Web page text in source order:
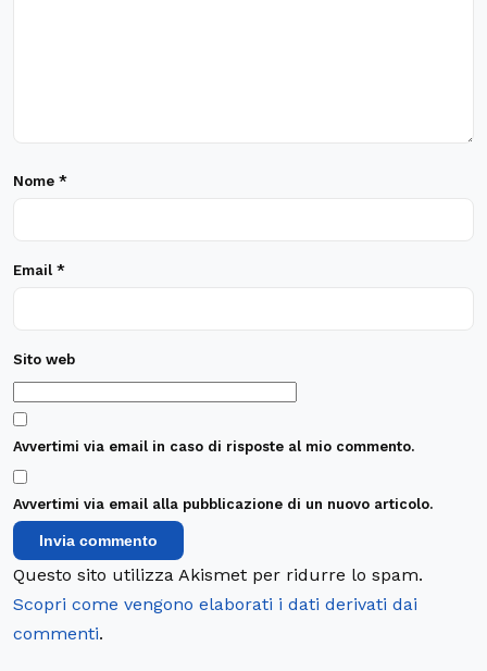
Nome *
Email *
Sito web
Avvertimi via email in caso di risposte al mio commento.
Avvertimi via email alla pubblicazione di un nuovo articolo.
Questo sito utilizza Akismet per ridurre lo spam.
Scopri come vengono elaborati i dati derivati dai
commenti.